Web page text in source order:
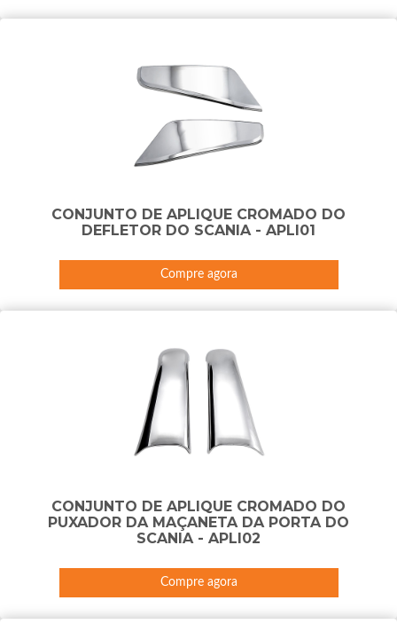
CONJUNTO DE APLIQUE CROMADO DO
DEFLETOR DO SCANIA - APLI01
Compre agora
CONJUNTO DE APLIQUE CROMADO DO
PUXADOR DA MAÇANETA DA PORTA DO
SCANIA - APLI02
Compre agora